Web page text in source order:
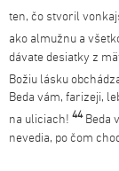
ten, čo stvoril
ako almužnu a
dávate desiatky z
Božiu lásku
Beda vám, farizeji,
na uliciach! 44 Beda
nevedia, po čom